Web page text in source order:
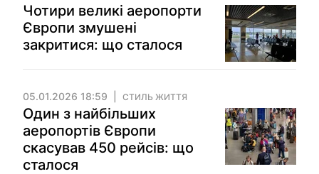
Чотири великі аеропорти
Європи змушені
закритися: що сталося
05.01.2026 18:59 СТИЛЬ ЖИТТЯ
Один з найбільших
аеропортів Європи
скасував 450 рейсів: що
сталося